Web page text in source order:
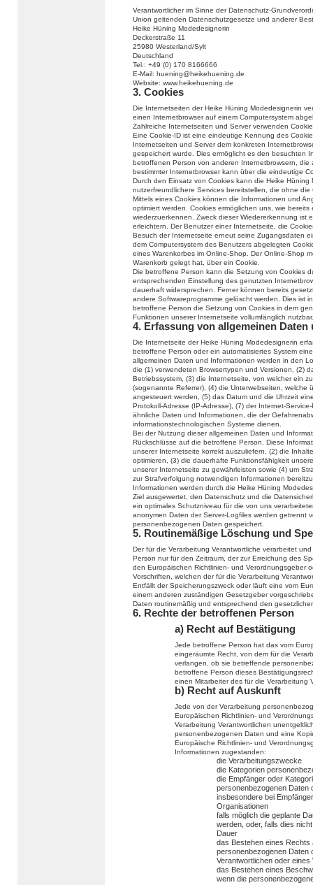
Verantwortlicher im Sinne der Datenschutz-
Union geltenden Datenschutzgesetze und anderer
Heike Hüning Modedesignerin
Deckerstraße 11
25980 Westerland/Sylt
Deutschland
Tel.: +49 (0) 170 8166666
E-Mail: huening@heikehuening.de
Website: www.heikehuening.de
3. Cookies
Die Internetseiten der Heike Hüning Modedesignerin
einen Internetbrowser auf einem Computersystem
Zahlreiche Internetseiten und Server verwenden
Eine Cookie-ID ist eine eindeutige Kennung des
Internetseiten und Server dem konkreten
gespeichert wurde. Dies ermöglicht es den besuchten
betroffenen Person von anderen Internetbrowsern,
bestimmter Internetbrowser kann über die eindeutige
Durch den Einsatz von Cookies kann die Heike
nutzerfreundlichere Services bereitstellen, die ohne
Mittels eines Cookies können die Informationen und
optimiert werden. Cookies ermöglichen uns, wie
wiederzuerkennen. Zweck dieser Wiedererkennung ist
erleichtern. Der Benutzer einer Internetseite, die
Besuch der Internetseite erneut seine Zugangsdaten
dem Computersystem des Benutzers abgelegten
eines Warenkorbes im Online-Shop. Der Online-Shop
Warenkorb gelegt hat, über ein Cookie.
Die betroffene Person kann die Setzung von Cookies
entsprechenden Einstellung des genutzten
dauerhaft widersprechen. Ferner können bereits
andere Softwareprogramme gelöscht werden. Dies ist
betroffene Person die Setzung von Cookies in dem
Funktionen unserer Internetseite vollumfänglich nutzbar.
4. Erfassung von allgemeinen
Die Internetseite der Heike Hüning Modedesignerin
betroffene Person oder ein automatisiertes System
allgemeinen Daten und Informationen werden in den
die (1) verwendeten Browsertypen und Versionen, (2)
Betriebssystem, (3) die Internetseite, von welcher ein
(sogenannte Referrer), (4) die Unterwebseiten,
angesteuert werden, (5) das Datum und die Uhrzeit
Protokoll-Adresse (IP-Adresse), (7) der Internet-
ähnliche Daten und Informationen, die der
informationstechnologischen Systeme dienen.
Bei der Nutzung dieser allgemeinen Daten und
Rückschlüsse auf die betroffene Person. Diese
unserer Internetseite korrekt auszuliefern, (2) die
optimieren, (3) die dauerhafte Funktionsfähigkeit
unserer Internetseite zu gewährleisten sowie (4) um
zur Strafverfolgung notwendigen Informationen
Informationen werden durch die Heike Hüning
Ziel ausgewertet, den Datenschutz und die
ein optimales Schutzniveau für die von uns
anonymen Daten der Server-Logfiles werden
personenbezogenen Daten gespeichert.
5. Routinemäßige Löschung und
Der für die Verarbeitung Verantwortliche verarbeitet
Person nur für den Zeitraum, der zur Erreichung des
den Europäischen Richtlinien- und Verordnungsgeber
Vorschriften, welchen der für die Verarbeitung
Entfällt der Speicherungszweck oder läuft eine vom
einem anderen zuständigen Gesetzgeber
Daten routinemäßig und entsprechend den
6. Rechte der betroffenen Person
a) Recht auf Bestätigung
Jede betroffene Person hat das vom
eingeräumte Recht, von dem für die
verlangen, ob sie betreffende
betroffene Person dieses
einen Mitarbeiter des für die Verarbeitung
b) Recht auf Auskunft
Jede von der Verarbeitung
Europäischen Richtlinien- und
Verarbeitung Verantwortlichen
personenbezogenen Daten und eine
Europäische Richtlinien- und
Informationen zugestanden:
die Verarbeitungszwecke
die Kategorien
die Empfänger oder
personenbezogenen Daten
insbesondere bei
Organisationen
falls möglich die geplante
werden, oder, falls dies
Dauer
das Bestehen eines Rechts
personenbezogenen Daten
Verantwortlichen oder
das Bestehen eines
wenn die